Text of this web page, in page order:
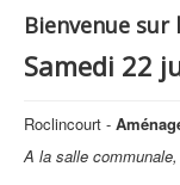
Bienvenue sur
Samedi 22
Roclincourt -
A la salle communale,